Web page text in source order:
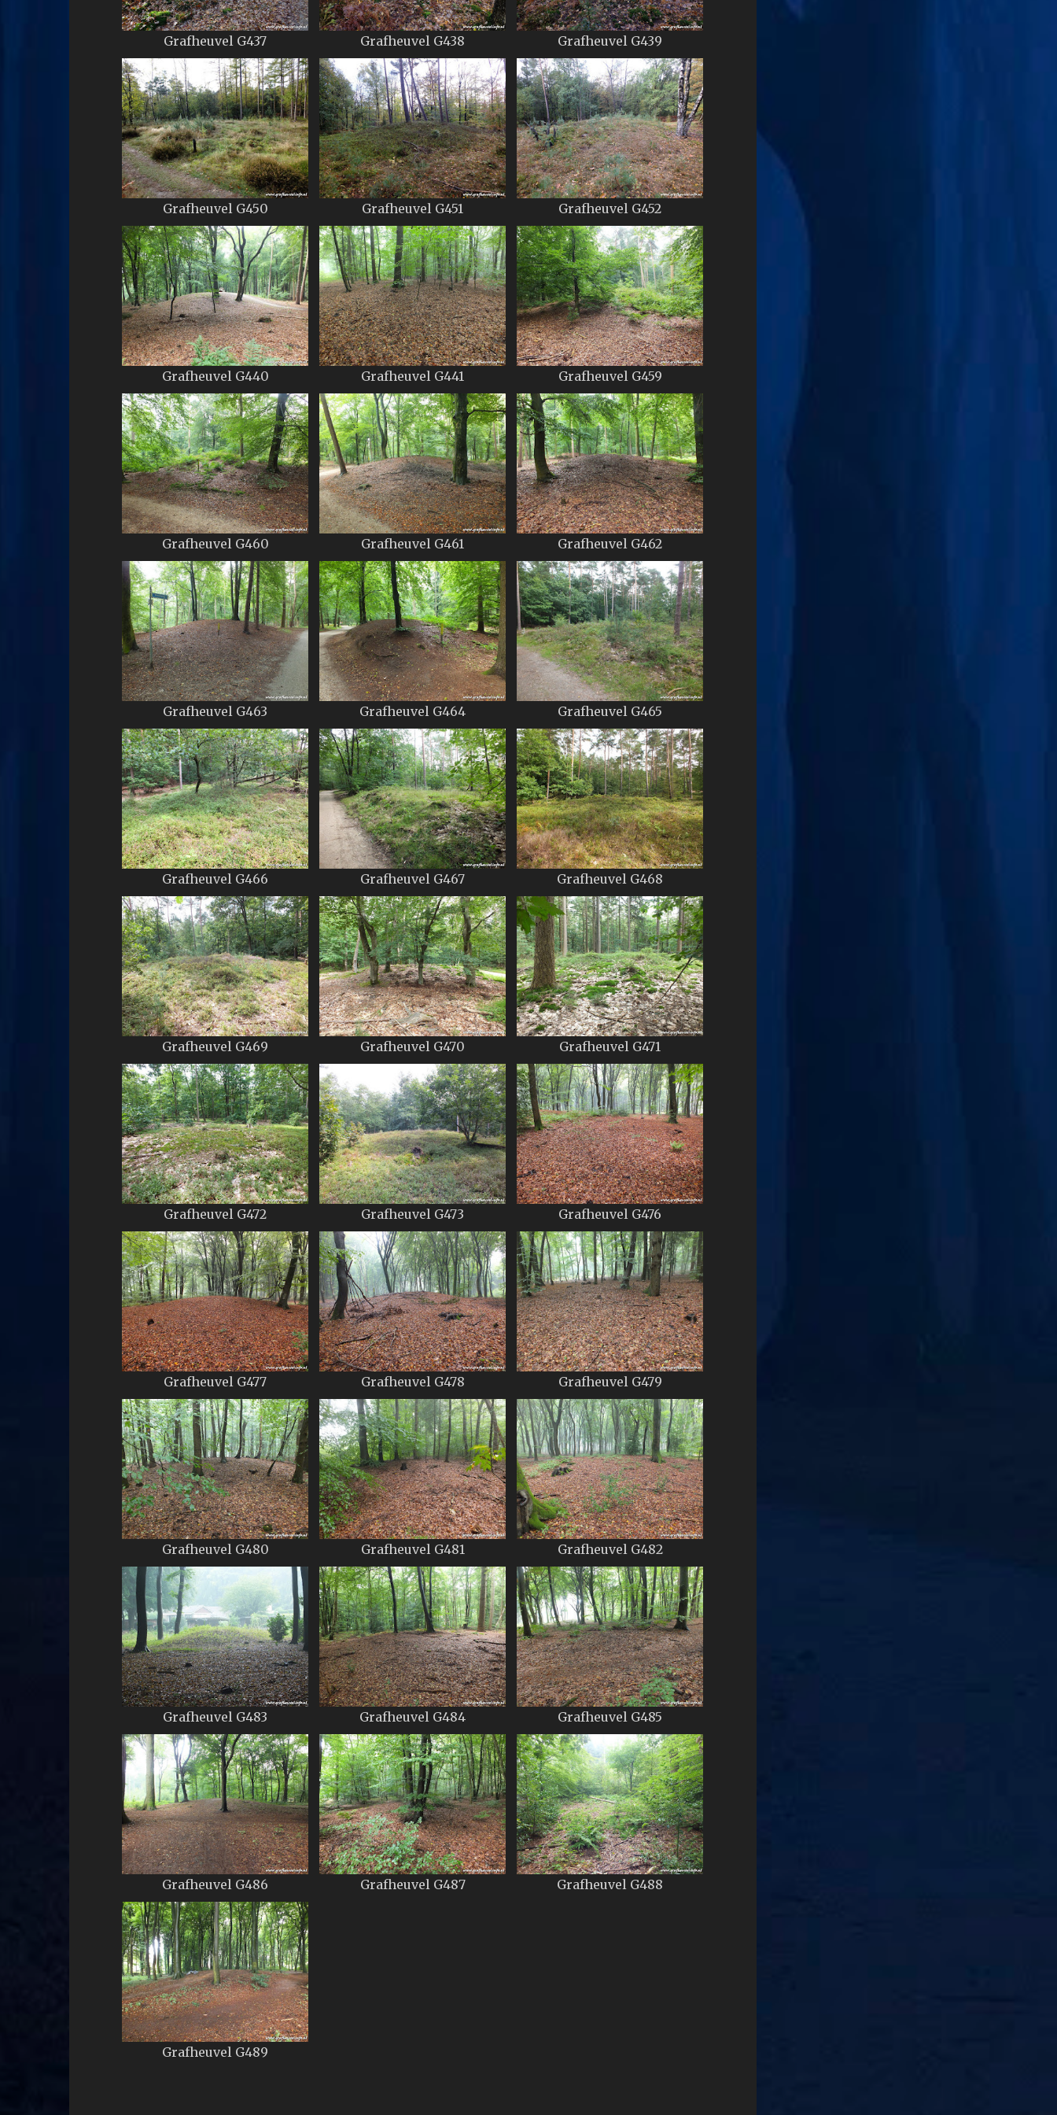
Grafheuvel G437 Grafheuvel G438 Grafheuvel G439
Grafheuvel G450 Grafheuvel G451 Grafheuvel G452
Grafheuvel G440 Grafheuvel G441 Grafheuvel G459
Grafheuvel G460 Grafheuvel G461 Grafheuvel G462
Grafheuvel G463 Grafheuvel G464 Grafheuvel G465
Grafheuvel G466 Grafheuvel G467 Grafheuvel G468
Grafheuvel G469 Grafheuvel G470 Grafheuvel G471
Grafheuvel G472 Grafheuvel G473 Grafheuvel G476
Grafheuvel G477 Grafheuvel G478 Grafheuvel G479
Grafheuvel G480 Grafheuvel G481 Grafheuvel G482
Grafheuvel G483 Grafheuvel G484 Grafheuvel G485
Grafheuvel G486 Grafheuvel G487 Grafheuvel G488
Grafheuvel G489